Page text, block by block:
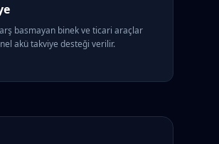
basmayan binek ve ticari araçlar
akü takviye desteği verilir.